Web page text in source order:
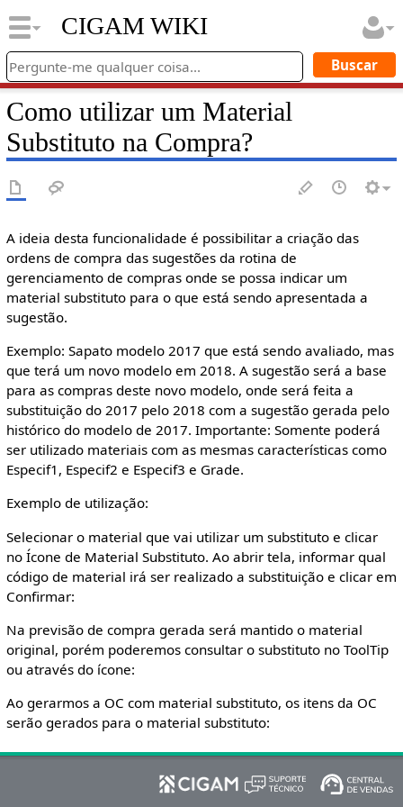
CIGAM WIKI
Como utilizar um Material
Substituto na Compra?
A ideia desta funcionalidade é possibilitar a criação das
ordens de compra das sugestões da rotina de
gerenciamento de compras onde se possa indicar um
material substituto para o que está sendo apresentada a
sugestão.
Exemplo: Sapato modelo 2017 que está sendo avaliado, mas
que terá um novo modelo em 2018. A sugestão será a base
para as compras deste novo modelo, onde será feita a
substituição do 2017 pelo 2018 com a sugestão gerada pelo
histórico do modelo de 2017. Importante: Somente poderá
ser utilizado materiais com as mesmas características como
Especif1, Especif2 e Especif3 e Grade.
Exemplo de utilização:
Selecionar o material que vai utilizar um substituto e clicar
no Ícone de Material Substituto. Ao abrir tela, informar qual
código de material irá ser realizado a substituição e clicar em
Confirmar:
Na previsão de compra gerada será mantido o material
original, porém poderemos consultar o substituto no ToolTip
ou através do ícone:
Ao gerarmos a OC com material substituto, os itens da OC
serão gerados para o material substituto: